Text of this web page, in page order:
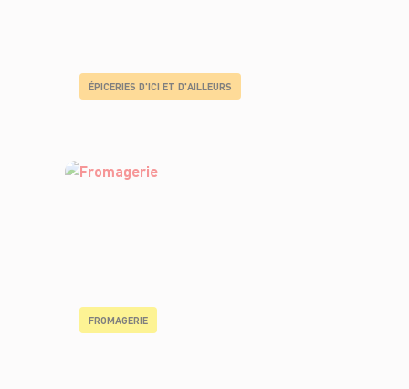
ÉPICERIES D'ICI ET D'AILLEURS
FROMAGERIE